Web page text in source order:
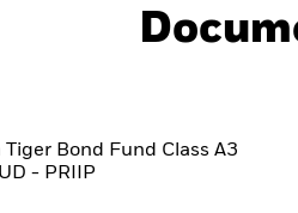
Tiger Bond Fund Class A3
- PRIIP